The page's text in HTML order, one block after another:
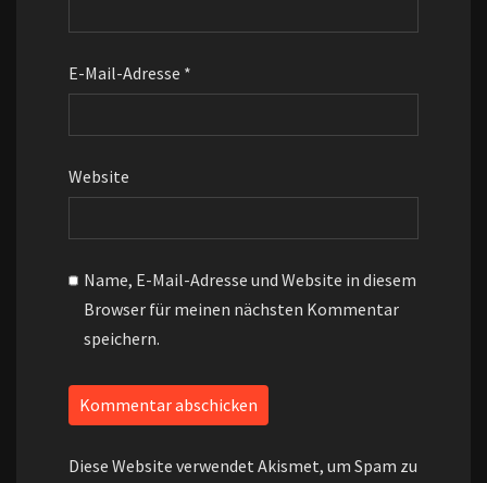
E-Mail-Adresse *
Website
Name, E-Mail-Adresse und Website in diesem
Browser für meinen nächsten Kommentar
speichern.
Diese Website verwendet Akismet, um Spam zu